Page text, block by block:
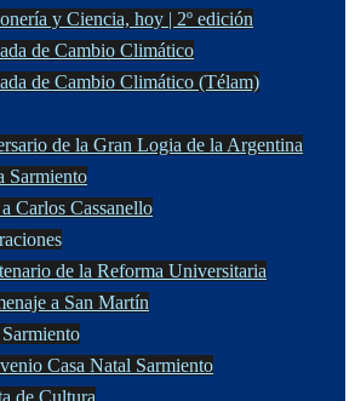
y Ciencia, hoy | 2º edición
de Cambio Climático
de Cambio Climático (Télam)
de la Gran Logia de la Argentina
Sarmiento
Carlos Cassanello
de la Reforma Universitaria
a San Martín
Casa Natal Sarmiento
de Cultura